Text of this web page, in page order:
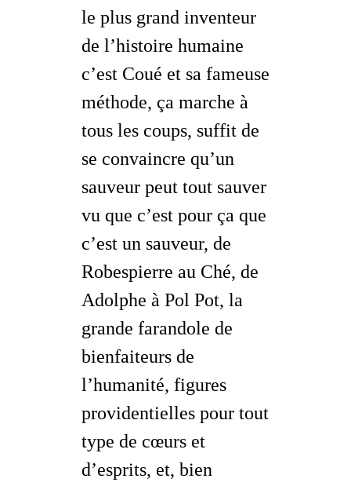
le plus grand inventeur
de l’histoire humaine
c’est Coué et sa fameuse
méthode, ça marche à
tous les coups, suffit de
se convaincre qu’un
sauveur peut tout sauver
vu que c’est pour ça que
c’est un sauveur, de
Robespierre au Ché, de
Adolphe à Pol Pot, la
grande farandole de
bienfaiteurs de
l’humanité, figures
providentielles pour tout
type de cœurs et
d’esprits, et, bien